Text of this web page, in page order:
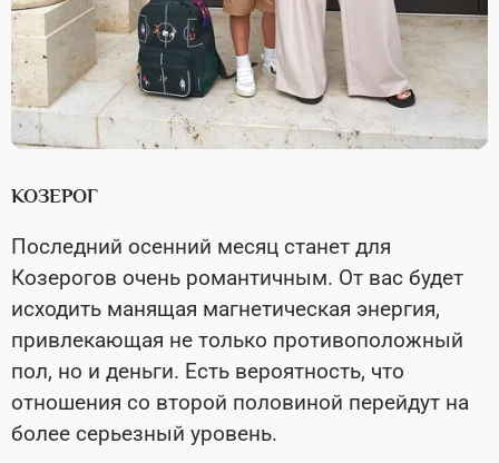
КОЗЕРОГ
Последний осенний месяц станет для
Козерогов очень романтичным. От вас будет
исходить манящая магнетическая энергия,
привлекающая не только противоположный
пол, но и деньги. Есть вероятность, что
отношения со второй половиной перейдут на
более серьезный уровень.